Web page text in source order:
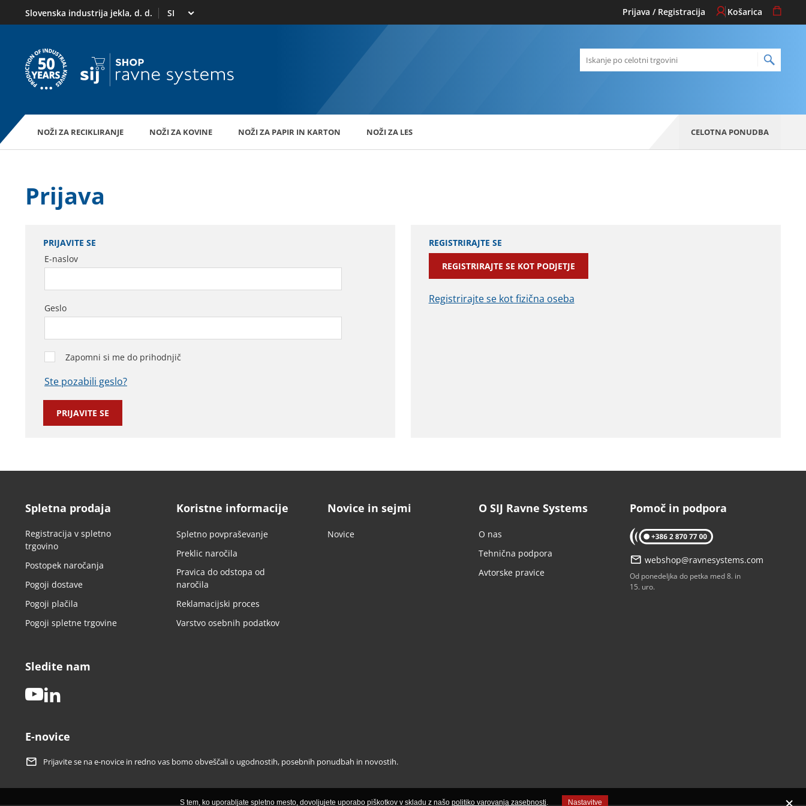
Slovenska industrija jekla, d. d. Izberi trg Prijava / Registracija Košarica
NOŽI ZA RECIKLIRANJE NOŽI ZA KOVINE NOŽI ZA PAPIR IN KARTON NOŽI ZA LES CELOTNA PONUDBA
Prijava
PRIJAVITE SE
E-naslov
Geslo
Zapomni si me do prihodnjič
Ste pozabili geslo?
REGISTRIRAJTE SE
REGISTRIRAJTE SE KOT PODJETJE
Registrirajte se kot fizična oseba
Spletna prodaja
Registracija v spletno
trgovino
Postopek naročanja
Pogoji dostave
Pogoji plačila
Pogoji spletne trgovine
Koristne informacije
Spletno povpraševanje
Preklic naročila
Pravica do odstopa od
naročila
Reklamacijski proces
Varstvo osebnih podatkov
Novice in sejmi
Novice
O SIJ Ravne Systems
O nas
Tehnična podpora
Avtorske pravice
Pomoč in podpora
tel: 02 870 77 00
webshop@ravnesystems.com
Od ponedeljka do petka med 8. in
15. uro.
Sledite nam
youtube
E-novice
Prijavite se na e-novice in redno vas bomo obveščali o ugodnostih, posebnih ponudbah in novostih.
S tem, ko uporabljate spletno mesto, dovoljujete uporabo piškotkov v skladu z našo politiko varovanja zasebnosti. Nastavitve